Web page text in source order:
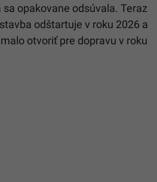
opakovane odsúvala. Teraz
odštartuje v roku 2026 a
otvoriť pre dopravu v roku